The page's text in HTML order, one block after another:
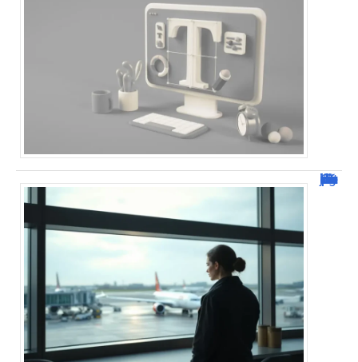
Combien de jour pour un décès d’un parent à l’étranger ?